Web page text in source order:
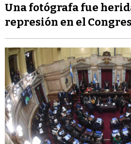
Una fotógrafa fue
represión en el